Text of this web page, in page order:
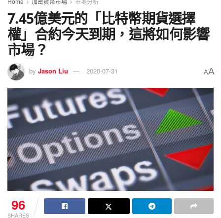
7.45億美元的「比特幣期貨選擇
權」合約今天到期，這將如何影響
市場？
by Jason Liu 2020-07-31 AA
96
SHARES